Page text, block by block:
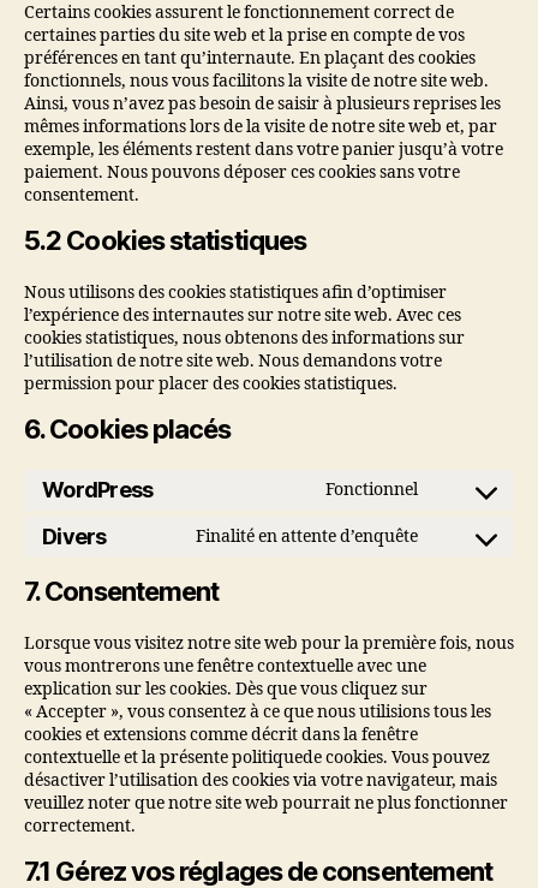
Certains cookies assurent le fonctionnement correct de
certaines parties du site web et la prise en compte de vos
préférences en tant qu’internaute. En plaçant des cookies
fonctionnels, nous vous facilitons la visite de notre site web.
Ainsi, vous n’avez pas besoin de saisir à plusieurs reprises les
mêmes informations lors de la visite de notre site web et, par
exemple, les éléments restent dans votre panier jusqu’à votre
paiement. Nous pouvons déposer ces cookies sans votre
consentement.
5.2 Cookies statistiques
Nous utilisons des cookies statistiques afin d’optimiser
l’expérience des internautes sur notre site web. Avec ces
cookies statistiques, nous obtenons des informations sur
l’utilisation de notre site web. Nous demandons votre
permission pour placer des cookies statistiques.
6. Cookies placés
WordPress Fonctionnel
Consent
Divers Finalité en attente d’enquête
Consent
divers
7. Consentement
Lorsque vous visitez notre site web pour la première fois, nous
vous montrerons une fenêtre contextuelle avec une
explication sur les cookies. Dès que vous cliquez sur
« Accepter », vous consentez à ce que nous utilisions tous les
cookies et extensions comme décrit dans la fenêtre
contextuelle et la présente politiquede cookies. Vous pouvez
désactiver l’utilisation des cookies via votre navigateur, mais
veuillez noter que notre site web pourrait ne plus fonctionner
correctement.
7.1 Gérez vos réglages de consentement